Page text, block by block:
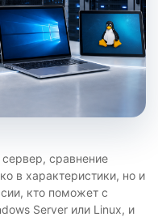
сравнение
в характеристики, но и
кто поможет с
Server или Linux, и